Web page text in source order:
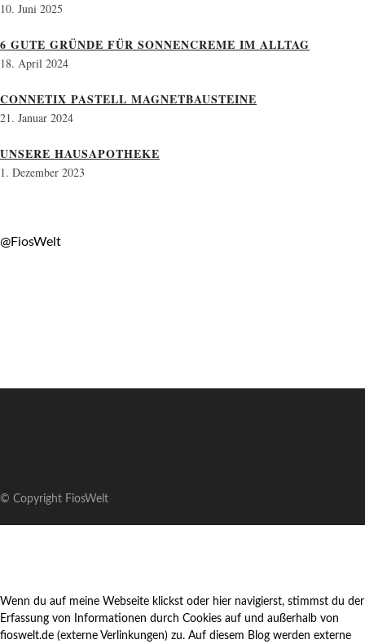
10. Juni 2025
6 GUTE GRÜNDE FÜR SONNENCREME IM ALLTAG
18. April 2024
CONNETIX PASTELL MAGNETBAUSTEINE
21. Januar 2024
UNSERE HAUSAPOTHEKE
1. Dezember 2023
@FiosWelt
© Copyright FiosWelt
Wenn du auf meine Webseite klickst oder hier navigierst, stimmst du der
Erfassung von Informationen durch Cookies auf und außerhalb von
fioswelt.de (externe Verlinkungen) zu. Auf diesem Blog werden externe